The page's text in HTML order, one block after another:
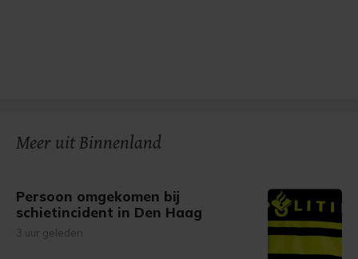
Meer uit Binnenland
Persoon omgekomen bij
schietincident in Den Haag
3 uur geleden